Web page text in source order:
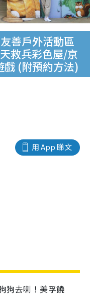
善戶外活動區
救兵彩色屋/京
(附預約方法)
用 App 睇文
狗去喇！美孚饒